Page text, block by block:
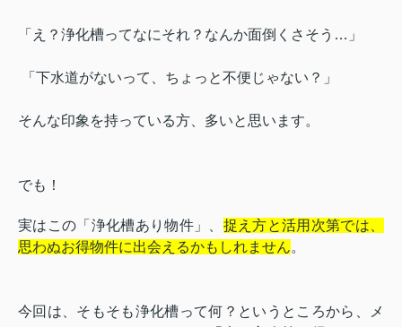
「え？浄化槽ってなにそれ？なんか面倒くさそう…」
「下水道がないって、ちょっと不便じゃない？」
そんな印象を持っている方、多いと思います。
でも！
実はこの「浄化槽あり物件」、 捉え方と活用次第では、
思わぬお得物件に出会えるかもしれません。
今回は、そもそも浄化槽って何？というところから、メ